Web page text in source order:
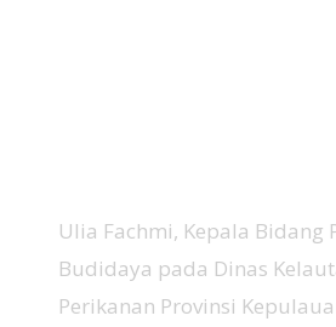
Ulia Fachmi, Kepala Bidang
Budidaya pada Dinas
Perikanan Provinsi